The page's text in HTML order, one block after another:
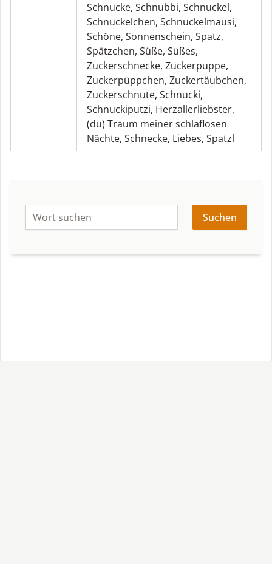
Schnucke, Schnubbi, Schnuckel,
Schnuckelchen, Schnuckelmausi,
Schöne, Sonnenschein, Spatz,
Spätzchen, Süße, Süßes,
Zuckerschnecke, Zuckerpuppe,
Zuckerpüppchen, Zuckertäubchen,
Zuckerschnute, Schnucki,
Schnuckiputzi, Herzallerliebster,
(du) Traum meiner schlaflosen
Nächte, Schnecke, Liebes, Spatzl
Suchen